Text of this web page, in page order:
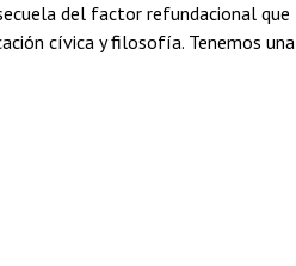
del factor refundacional que
cívica y filosofía. Tenemos una